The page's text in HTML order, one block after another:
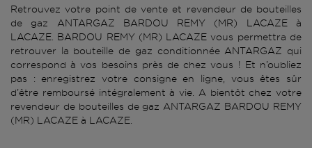
Retrouvez votre point de vente et revendeur de bouteilles
de gaz ANTARGAZ BARDOU REMY (MR) LACAZE à
LACAZE. BARDOU REMY (MR) LACAZE vous permettra de
retrouver la bouteille de gaz conditionnée ANTARGAZ qui
correspond à vos besoins près de chez vous ! Et n’oubliez
pas : enregistrez votre consigne en ligne, vous êtes sûr
d’être remboursé intégralement à vie. A bientôt chez votre
revendeur de bouteilles de gaz ANTARGAZ BARDOU REMY
(MR) LACAZE à LACAZE.